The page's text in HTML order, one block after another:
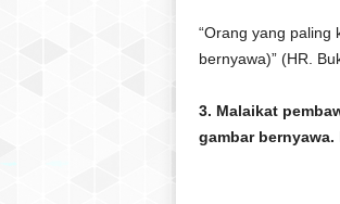
“Orang yang paling
bernyawa)” (HR.
3. Malaikat
gambar bernyawa.